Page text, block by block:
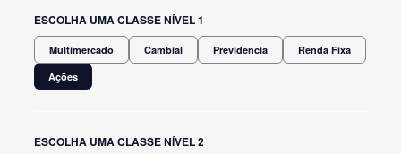
ESCOLHA UMA CLASSE NÍVEL 1
Multimercado Cambial Previdência
Renda Fixa
Ações
ESCOLHA UMA CLASSE NÍVEL 2